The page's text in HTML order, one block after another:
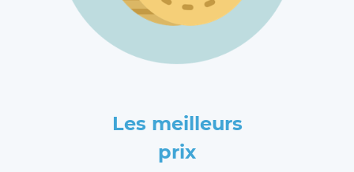
Les meilleurs
prix